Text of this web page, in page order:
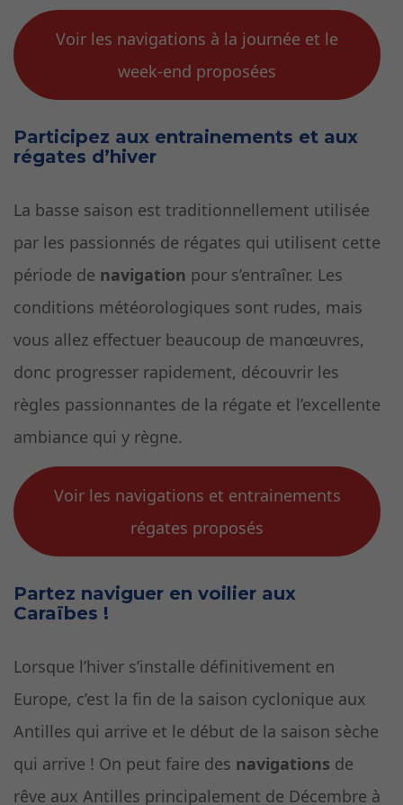
Voir les navigations à la journée et le
week-end proposées
Participez aux entrainements et aux
régates d’hiver
La basse saison est traditionnellement utilisée
par les passionnés de régates qui utilisent cette
période de navigation pour s’entraîner. Les
conditions météorologiques sont rudes, mais
vous allez effectuer beaucoup de manœuvres,
donc progresser rapidement, découvrir les
règles passionnantes de la régate et l’excellente
ambiance qui y règne.
Voir les navigations et entrainements
régates proposés
Partez naviguer en voilier aux
Caraïbes !
Lorsque l’hiver s’installe définitivement en
Europe, c’est la fin de la saison cyclonique aux
Antilles qui arrive et le début de la saison sèche
qui arrive ! On peut faire des navigations de
rêve aux Antilles principalement de Décembre à